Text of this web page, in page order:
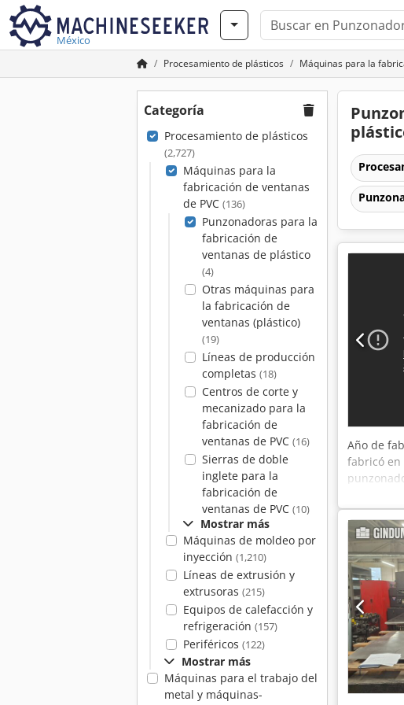
México
Procesamiento de plásticos Máquinas para la
Categoría
Procesamiento de plásticos
(2,727)
Máquinas para la
fabricación de ventanas
de PVC (136)
Punzonadoras para la
fabricación de
ventanas de plástico
(4)
Otras máquinas para
la fabricación de
ventanas (plástico)
(19)
Líneas de producción
completas (18)
Centros de corte y
mecanizado para la
fabricación de
ventanas de PVC (16)
Sierras de doble
inglete para la
fabricación de
ventanas de PVC (10)
Mostrar más
Máquinas de moldeo por
inyección (1,210)
Líneas de extrusión y
extrusoras (215)
Equipos de calefacción y
refrigeración (157)
Periféricos (122)
Mostrar más
Máquinas para el trabajo del
metal y máquinas-
Año de
fabricó en
machos
comprar
más
× 4000
trabajo de
roscado/
para